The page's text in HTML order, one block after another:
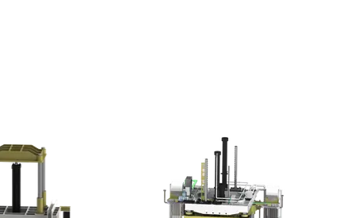
倾转式重力铸造机